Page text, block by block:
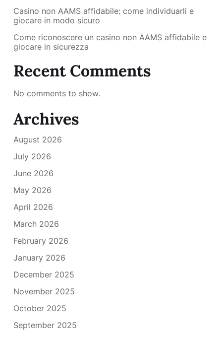
Casino non AAMS affidabile: come individuarli e
giocare in modo sicuro
Come riconoscere un casino non AAMS affidabile e
giocare in sicurezza
Recent Comments
No comments to show.
Archives
August 2026
July 2026
June 2026
May 2026
April 2026
March 2026
February 2026
January 2026
December 2025
November 2025
October 2025
September 2025